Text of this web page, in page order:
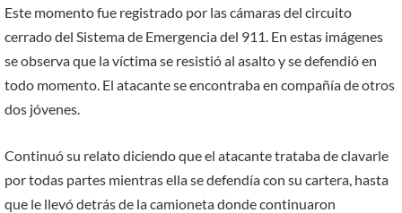
Este momento fue registrado por las cámaras del circuito
cerrado del Sistema de Emergencia del 911. En estas imágenes
se observa que la víctima se resistió al asalto y se defendió en
todo momento. El atacante se encontraba en compañía de otros
dos jóvenes.
Continuó su relato diciendo que el atacante trataba de clavarle
por todas partes mientras ella se defendía con su cartera, hasta
que le llevó detrás de la camioneta donde continuaron